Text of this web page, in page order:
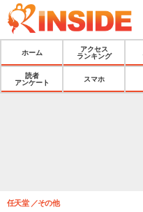
ホーム
アクセス
ランキング
読者
アンケート
スマホ
任天堂 その他